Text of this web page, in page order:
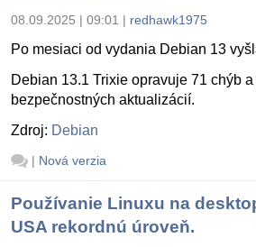
08.09.2025 | 09:01 | redhawk1975
Po mesiaci od vydania Debian 13
Debian 13.1 Trixie opravuje 71 chýb
bezpečnostných aktualizácií.
Zdroj: Debian
| Nová verzia
Používanie Linuxu na
USA rekordnú úroveň.